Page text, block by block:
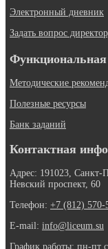
Электронный дневник
Задать вопрос
Функциональная
Методические
Полезные ресурсы
Банк заданий
Контактная
Адрес: 191023, Санкт-
Невский проспект, 60
Телефон: +7 (812) 570-
E-mail: info@liceum.su
График работы: пн-пт